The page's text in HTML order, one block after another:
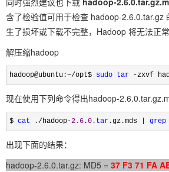
含了检验值可用于检查 hadoop-2.6.0.tar.gz
生了损坏或下载不完整，Hadoop 将无法正常
解压缩hadoop
hadoop@ubuntu:~/opt$ sudo tar -zxvf
现在使用下列命令得出hadoop-2.6.0.tar.gz.
$ cat ./hadoop-2.6 .0 . tar .gz.mds | grep
出现下面的结果：
hadoop-2.6.0.tar.gz: MD5 = 37 F3 71 FA